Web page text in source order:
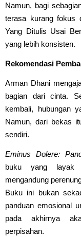
Namun, bagi
terasa kurang fokus
Yang Ditulis Usai
yang lebih konsisten.
Rekomendasi
Arman Dhani
bagian dari cinta.
kembali, hubungan
Namun, dari bekas
sendiri.
Eminus Dolere:
buku yang layak
mengandung
Buku ini bukan
panduan emosional
pada akhirnya
perpisahan.